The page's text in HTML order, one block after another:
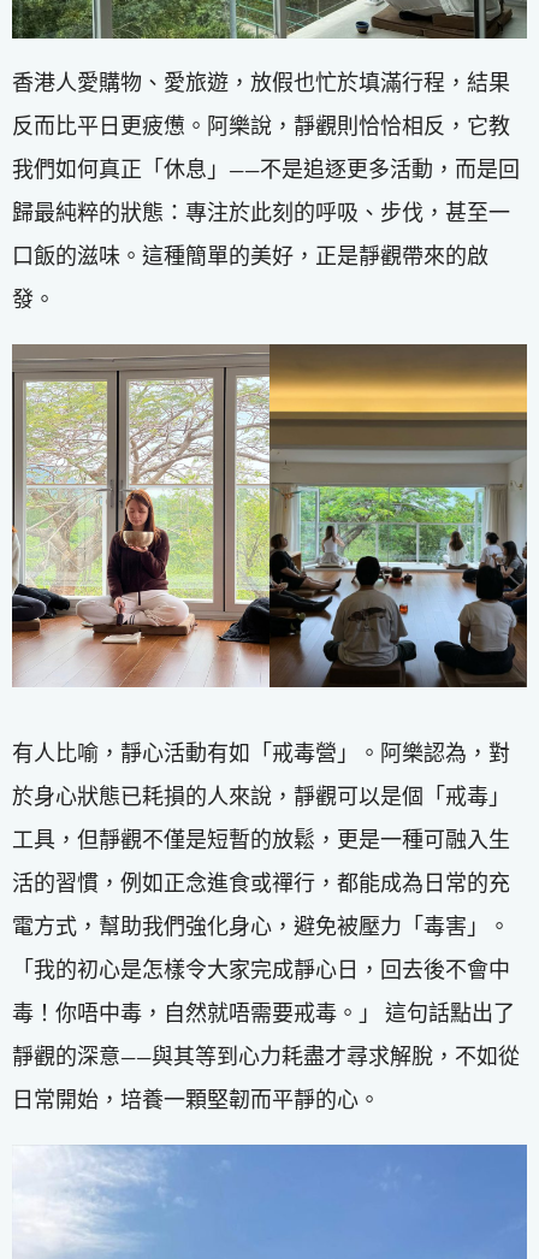
香港人愛購物、愛旅遊，放假也忙於填滿行程，結果
反而比平日更疲憊。阿樂說，靜觀則恰恰相反，它教
我們如何真正「休息」——不是追逐更多活動，而是回
歸最純粹的狀態：專注於此刻的呼吸、步伐，甚至一
口飯的滋味。這種簡單的美好，正是靜觀帶來的啟
發。
有人比喻，靜心活動有如「戒毒營」。阿樂認為，對
於身心狀態已耗損的人來說，靜觀可以是個「戒毒」
工具，但靜觀不僅是短暫的放鬆，更是一種可融入生
活的習慣，例如正念進食或禪行，都能成為日常的充
電方式，幫助我們強化身心，避免被壓力「毒害」。
「我的初心是怎樣令大家完成靜心日，回去後不會中
毒！你唔中毒，自然就唔需要戒毒。」 這句話點出了
靜觀的深意——與其等到心力耗盡才尋求解脫，不如從
日常開始，培養一顆堅韌而平靜的心。